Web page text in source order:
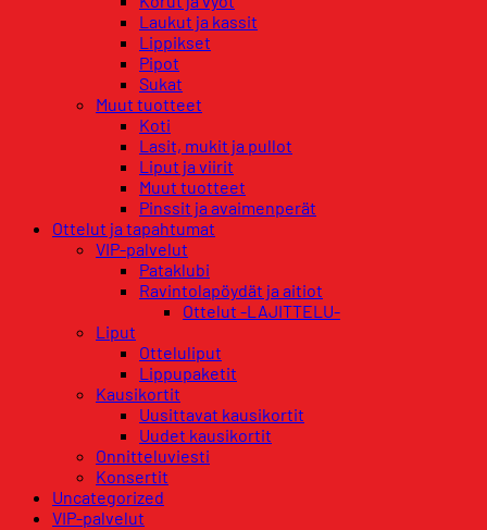
Laukut ja kassit
Lippikset
Pipot
Sukat
Muut tuotteet
Koti
Lasit, mukit ja pullot
Liput ja viirit
Muut tuotteet
Pinssit ja avaimenperät
Ottelut ja tapahtumat
VIP-palvelut
Pataklubi
Ravintolapöydät ja aitiot
Ottelut -LAJITTELU-
Liput
Otteluliput
Lippupaketit
Kausikortit
Uusittavat kausikortit
Uudet kausikortit
Onnitteluviesti
Konsertit
Uncategorized
VIP-palvelut